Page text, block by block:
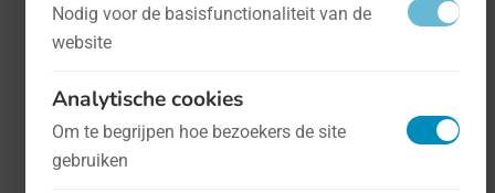
De kokosnoot. Je moet er van houden.
niet alleen populair onder toeristen die
met hun luie kont op maagdelijk witte
Nodig voor de basisfunctionaliteit van de
website
Analytische cookies
Om te begrijpen hoe bezoekers de site
gebruiken